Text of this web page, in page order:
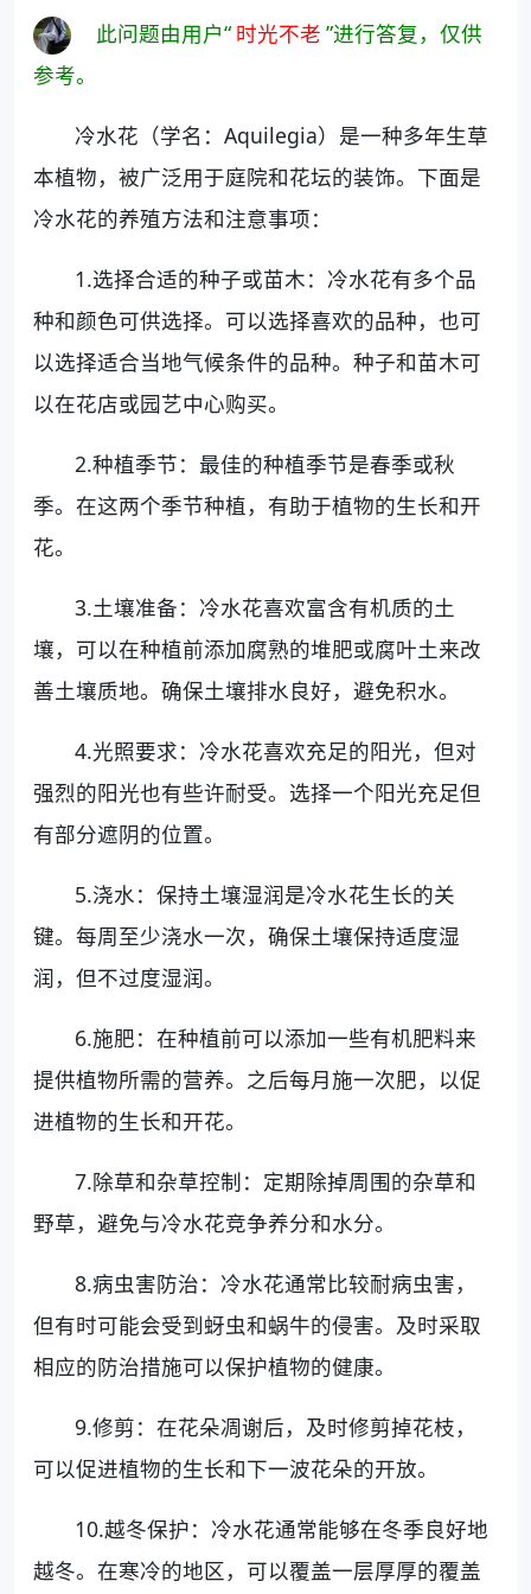
此问题由用户“ 时光不老 ”进行答复，仅供
参考。
冷水花（学名：Aquilegia）是一种多年生草
本植物，被广泛用于庭院和花坛的装饰。下面是
冷水花的养殖方法和注意事项：
1.选择合适的种子或苗木：冷水花有多个品
种和颜色可供选择。可以选择喜欢的品种，也可
以选择适合当地气候条件的品种。种子和苗木可
以在花店或园艺中心购买。
2.种植季节：最佳的种植季节是春季或秋
季。在这两个季节种植，有助于植物的生长和开
花。
3.土壤准备：冷水花喜欢富含有机质的土
壤，可以在种植前添加腐熟的堆肥或腐叶土来改
善土壤质地。确保土壤排水良好，避免积水。
4.光照要求：冷水花喜欢充足的阳光，但对
强烈的阳光也有些许耐受。选择一个阳光充足但
有部分遮阴的位置。
5.浇水：保持土壤湿润是冷水花生长的关
键。每周至少浇水一次，确保土壤保持适度湿
润，但不过度湿润。
6.施肥：在种植前可以添加一些有机肥料来
提供植物所需的营养。之后每月施一次肥，以促
进植物的生长和开花。
7.除草和杂草控制：定期除掉周围的杂草和
野草，避免与冷水花竞争养分和水分。
8.病虫害防治：冷水花通常比较耐病虫害，
但有时可能会受到蚜虫和蜗牛的侵害。及时采取
相应的防治措施可以保护植物的健康。
9.修剪：在花朵凋谢后，及时修剪掉花枝，
可以促进植物的生长和下一波花朵的开放。
10.越冬保护：冷水花通常能够在冬季良好地
越冬。在寒冷的地区，可以覆盖一层厚厚的覆盖